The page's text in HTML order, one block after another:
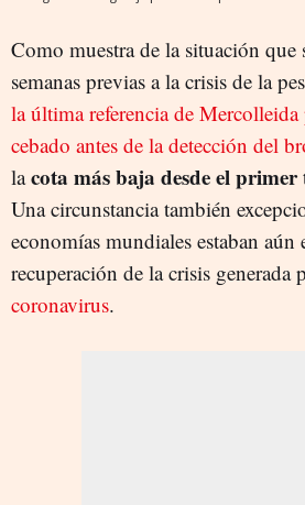
Como muestra de la situación que
semanas previas a la crisis de la
la última referencia de
cebado antes de la detección del
lacota más baja desde el
Una circunstancia también
economías mundiales estaban aún
recuperación de la crisis generada
coronavirus.